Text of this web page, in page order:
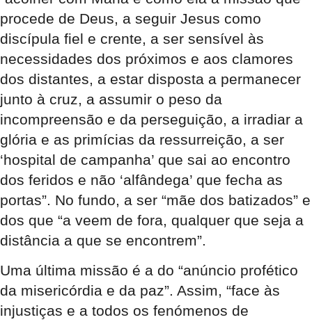
procede de Deus, a seguir Jesus como
discípula fiel e crente, a ser sensível às
necessidades dos próximos e aos clamores
dos distantes, a estar disposta a permanecer
junto à cruz, a assumir o peso da
incompreensão e da perseguição, a irradiar a
glória e as primícias da ressurreição, a ser
‘hospital de campanha’ que sai ao encontro
dos feridos e não ‘alfândega’ que fecha as
portas”. No fundo, a ser “mãe dos batizados” e
dos que “a veem de fora, qualquer que seja a
distância a que se encontrem”.
Uma última missão é a do “anúncio profético
da misericórdia e da paz”. Assim, “face às
injustiças e a todos os fenómenos de